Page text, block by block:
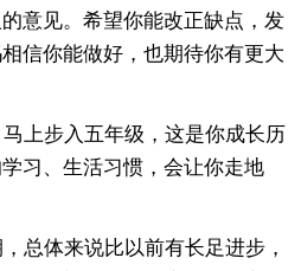
意见。希望你能改正缺点，发
信你能做好，也期待你有更大
上步入五年级，这是你成长历
习、生活习惯，会让你走地
总体来说比以前有长足进步，